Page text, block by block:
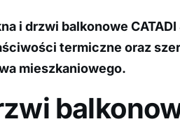
i drzwi balkonowe
termiczne oraz
mieszkaniowego.